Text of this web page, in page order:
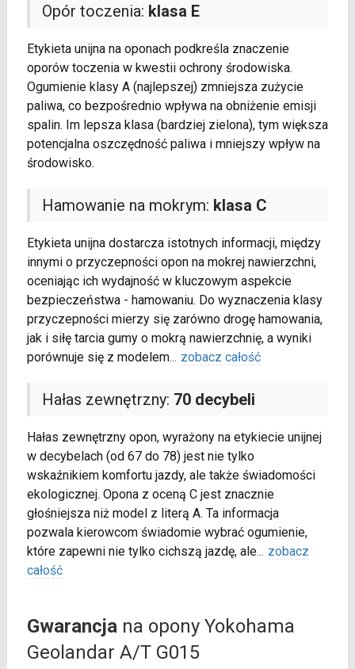
Opór toczenia: klasa E
Etykieta unijna na oponach podkreśla znaczenie
oporów toczenia w kwestii ochrony środowiska.
Ogumienie klasy A (najlepszej) zmniejsza zużycie
paliwa, co bezpośrednio wpływa na obniżenie emisji
spalin. Im lepsza klasa (bardziej zielona), tym większa
potencjalna oszczędność paliwa i mniejszy wpływ na
środowisko.
Hamowanie na mokrym: klasa C
Etykieta unijna dostarcza istotnych informacji, między
innymi o przyczepności opon na mokrej nawierzchni,
oceniając ich wydajność w kluczowym aspekcie
bezpieczeństwa - hamowaniu. Do wyznaczenia klasy
przyczepności mierzy się zarówno drogę hamowania,
jak i siłę tarcia gumy o mokrą nawierzchnię, a wyniki
porównuje się z modelem... zobacz całość
Hałas zewnętrzny: 70 decybeli
Hałas zewnętrzny opon, wyrażony na etykiecie unijnej
w decybelach (od 67 do 78) jest nie tylko
wskaźnikiem komfortu jazdy, ale także świadomości
ekologicznej. Opona z oceną C jest znacznie
głośniejsza niż model z literą A. Ta informacja
pozwala kierowcom świadomie wybrać ogumienie,
które zapewni nie tylko cichszą jazdę, ale... zobacz
całość
Gwarancjana opony Yokohama
Geolandar A/T G015